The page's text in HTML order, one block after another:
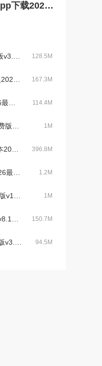
tofai官方app下载2026最新版v1.3.5最新免费版
128.5M
167.3M
114.4M
1M
396.8M
1.2M
1M
150.7M
94.5M